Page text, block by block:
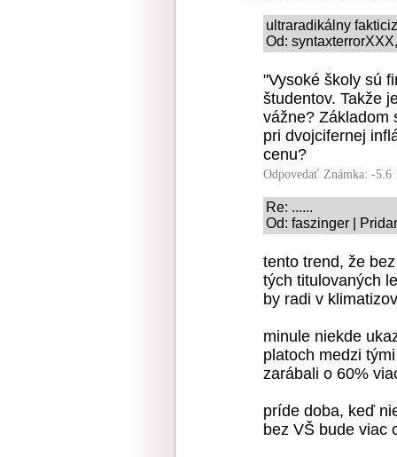
ultraradikálny
Od:
"Vysoké školy sú
študentov. Takže
vážne? Základom
pri dvojcifernej
cenu?
Odpovedať Známka: -5.6
Re: ......
Od: faszinger |
tento trend, že
tých titulovaných
by radi v
minule niekde
platoch medzi
zarábali o 60%
príde doba, keď
bez VŠ bude viac